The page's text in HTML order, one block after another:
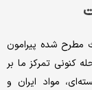
مطرح شده پیرامون
کنونی تمرکز ما بر
مواد ایران و